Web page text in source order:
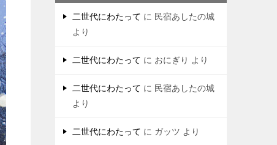
二世代にわたって に 民宿あしたの城
より
二世代にわたって に おにぎり より
二世代にわたって に 民宿あしたの城
より
二世代にわたって に ガッツ より